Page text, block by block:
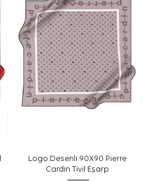
Logo Desenli 90X90 Pierre
Cardin Tivil Eşarp